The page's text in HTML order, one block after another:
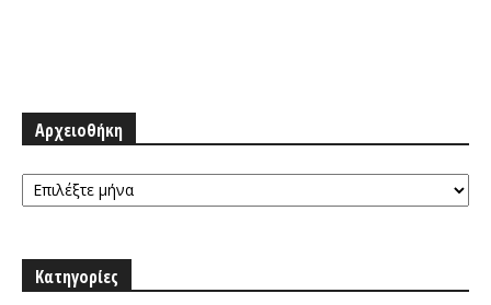
Αρχειοθήκη
Αρχειοθήκη
Κατηγορίες